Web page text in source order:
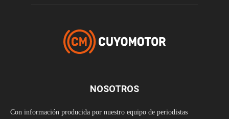
NOSOTROS
Con información producida por nuestro equipo de periodistas